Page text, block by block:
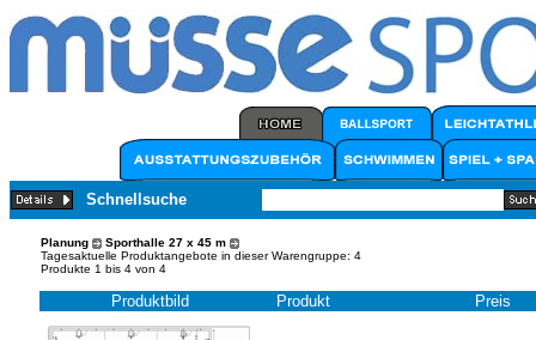
Schnellsuche
Planung
Sporthalle 27 x 45 m
Tagesaktuelle Produktangebote in dieser Warengruppe: 4
Produkte 1 bis 4 von 4
Produktbild Produkt Preis